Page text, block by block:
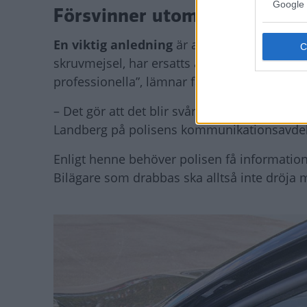
Google
Försvinner utomlands
En viktig anledning är att biltjuvarna från
skruvmejsel, har ersatts av mer
professionella”, lämnar få spår efter sig
– Det gör att det blir svårt att utreda
Landberg på polisens
Enligt henne behöver polisen få
Bilägare som drabbas ska alltså inte dröja